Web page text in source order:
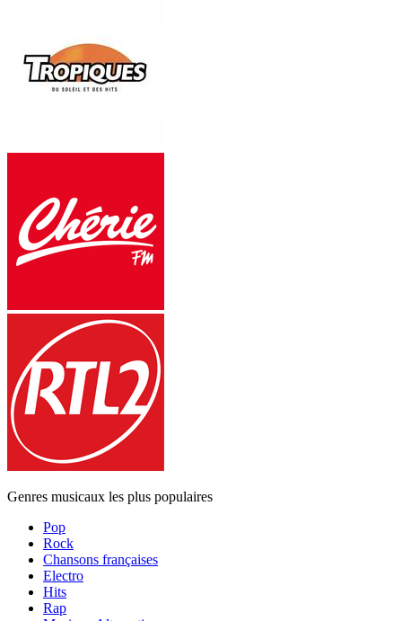
Genres musicaux les plus populaires
Pop
Rock
Chansons françaises
Electro
Hits
Rap